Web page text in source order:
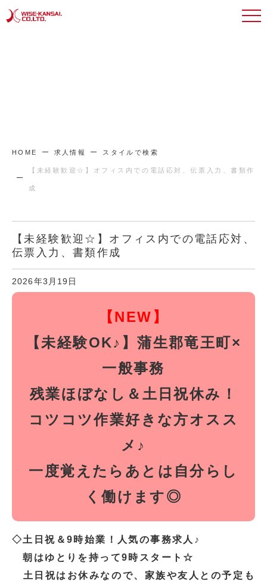
HOME 求人情報 スタイルで検索
【未経験歓迎☆】オフィス内での電話応対、伝票入力、書類作
成
【未経験歓迎☆】オフィス内での電話応対、
伝票入力、書類作成
2026年3月19日
【NEW】
【未経験OK♪】蒲生郡竜王町×
一般事務
残業ほぼなし＆土日祝休み！
コツコツ作業好きな方オスス
メ♪
一度覚えたらあとは自分らし
く働けます◎
◇土日祝＆9時始業！人気の事務求人♪
朝はゆとりを持って9時スタート☆
土日祝はお休みなので、家族や友人との予定も